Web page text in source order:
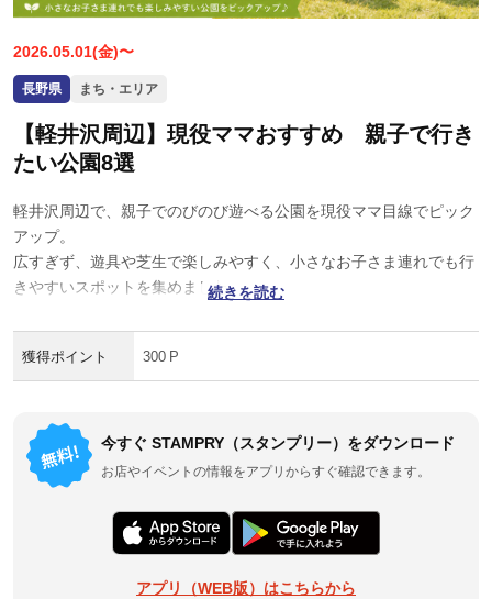
2026.05.01(金)〜
長野県 まち・エリア
【軽井沢周辺】現役ママおすすめ 親子で行き
たい公園8選
軽井沢周辺で、親子でのびのび遊べる公園を現役ママ目線でピック
アップ。
広すぎず、遊具や芝生で楽しみやすく、小さなお子さま連れでも行
きやすいスポットを集めました。
公園8選です。
続きを読む
獲得ポイント 300 P
今すぐ STAMPRY（スタンプリー）をダウンロード
お店やイベントの情報をアプリからすぐ確認できます。
アプリ（WEB版）はこちらから